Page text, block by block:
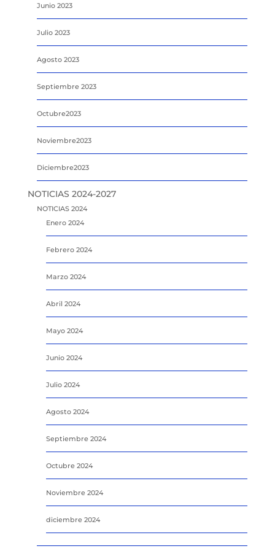
Junio 2023
Julio 2023
Agosto 2023
Septiembre 2023
Octubre2023
Noviembre2023
Diciembre2023
NOTICIAS 2024-2027
NOTICIAS 2024
Enero 2024
Febrero 2024
Marzo 2024
Abril 2024
Mayo 2024
Junio 2024
Julio 2024
Agosto 2024
Septiembre 2024
Octubre 2024
Noviembre 2024
diciembre 2024